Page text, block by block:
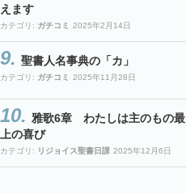
えます
カテゴリ: ガチコミ 2025年2月14日
聖書人名事典の「カ」
カテゴリ: ガチコミ 2025年11月28日
雅歌6章 わたしは主のもの最
上の喜び
カテゴリ: リジョイス聖書日課 2025年12月6日